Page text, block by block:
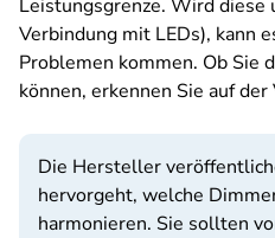
Leistungsgrenze. Wird diese
Verbindung mit LEDs), kann
Problemen kommen. Ob Sie
können, erkennen Sie auf der
Die Hersteller
hervorgeht, welche
harmonieren. Sie sollten